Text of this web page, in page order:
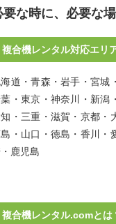
要な時に、必要な
複合機レンタル対応エリ
道・青森・岩手・宮城
・東京・神奈川・新潟
・三重・滋賀・京都・
・山口・徳島・香川・
鹿児島
複合機レンタル.comとは